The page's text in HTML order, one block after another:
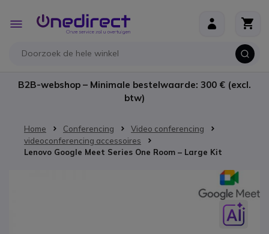
Toggle
Nav
B2B-webshop – Minimale bestelwaarde: 300 € (excl.
btw)
Home Conferencing
Video conferencing
videoconferencing accessoires
Lenovo Google Meet Series One Room – Large Kit